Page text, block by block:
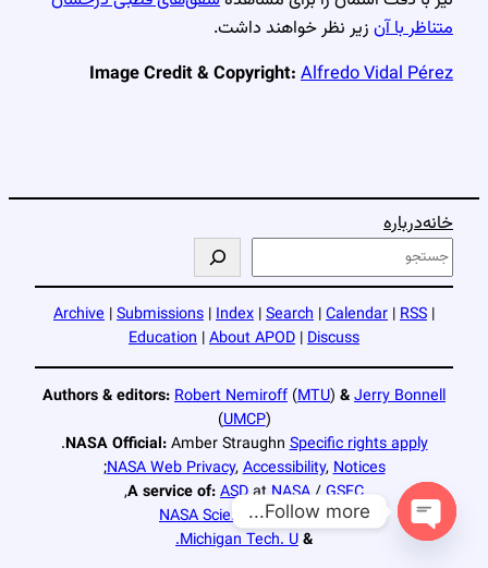
متناظر با آنزیر نظر خواهند داشت.
Image Credit & Copyright:Alfredo Vidal Pérez
خانهدرباره
ج
س
و
Archive |Submissions |Index |Search |Calendar |RSS |
Education |About APOD |Discuss
Authors & editors:Robert Nemiroff (MTU) &Jerry Bonnell
(UMCP)
NASA Official:Amber StraughnSpecific rights apply
.
NASA Web Privacy,Accessibility,Notices
;
A service of:ASDat NASA /GSFC
,
NASA Science Activation
&
Michigan Tech. U.
Follow more...